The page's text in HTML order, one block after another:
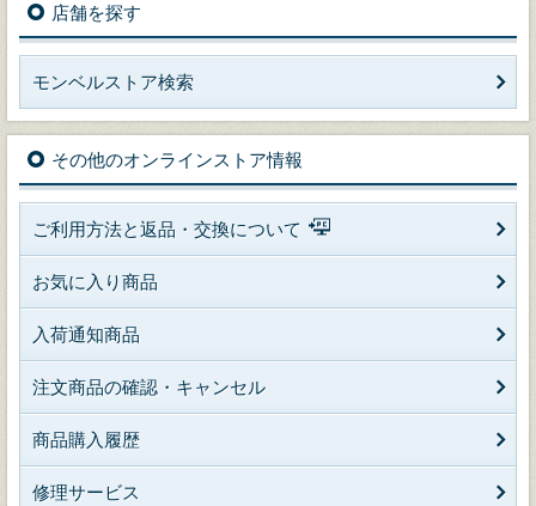
店舗を探す
モンベルストア検索
その他のオンラインストア情報
ご利用方法と返品・交換について
お気に入り商品
入荷通知商品
注文商品の確認・キャンセル
商品購入履歴
修理サービス